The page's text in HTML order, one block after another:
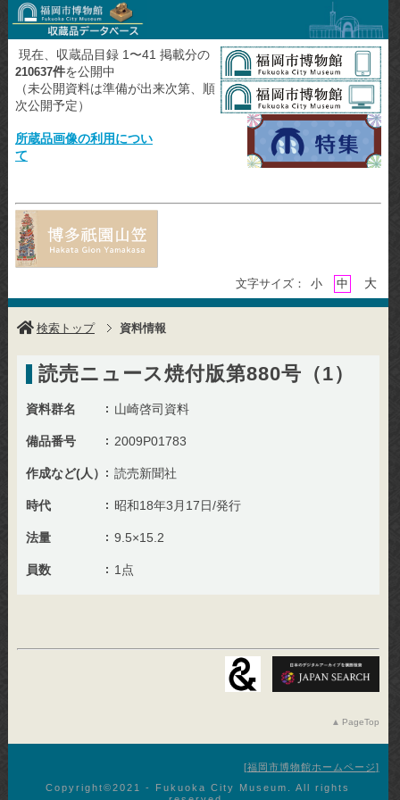
現在、収蔵品目録 1〜41 掲載分の
210637件を公開中
（未公開資料は準備が出来次第、順
次公開予定）
所蔵品画像の利用につい
て
文字サイズ： 小 中 大
検索トップ 資料情報
読売ニュース焼付版第880号（1）
資料群名 山崎啓司資料
備品番号 2009P01783
作成など(人） 読売新聞社
時代 昭和18年3月17日/発行
法量 9.5×15.2
員数 1点
PageTop
福岡市博物館ホームページ
Copyright©︎2021 - Fukuoka City Museum. All rights